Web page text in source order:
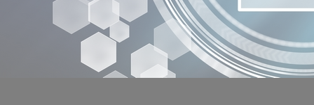
Boîte à outils
Contact